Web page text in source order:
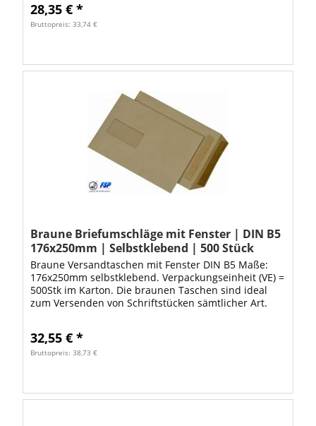
28,35 € *
Bruttopreis: 33,74 €
Braune Briefumschläge mit Fenster | DIN B5
176x250mm | Selbstklebend | 500 Stück
Braune Versandtaschen mit Fenster DIN B5 Maße:
176x250mm selbstklebend. Verpackungseinheit (VE) =
500Stk im Karton. Die braunen Taschen sind ideal
zum Versenden von Schriftstücken sämtlicher Art.
32,55 € *
Bruttopreis: 38,73 €